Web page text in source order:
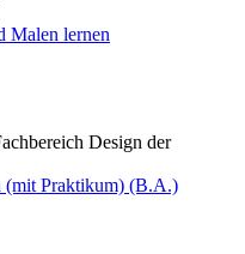
Malen lernen
Design der
(mit Praktikum) (B.A.)